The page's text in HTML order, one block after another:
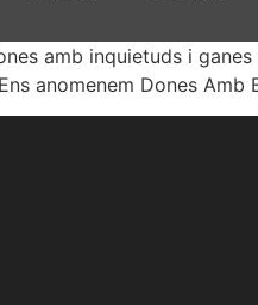
amb inquietuds i
anomenem Dones Amb